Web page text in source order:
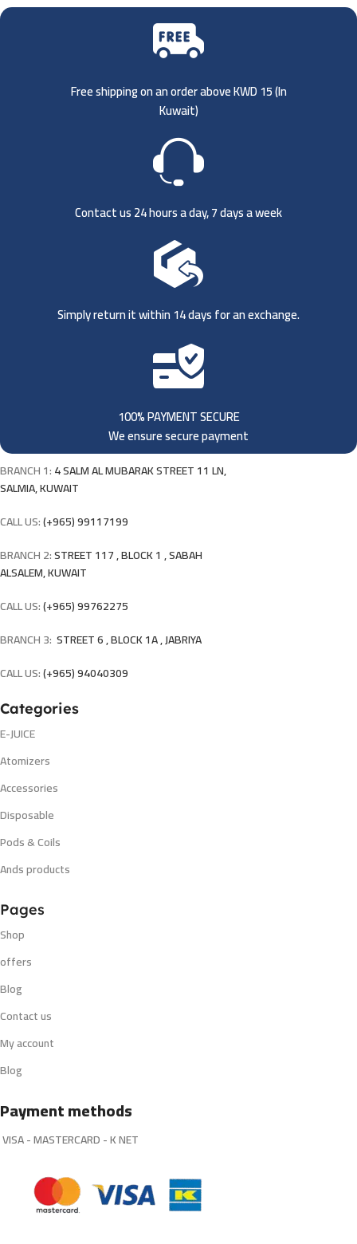
Free shipping on an order above KWD 15 (In
Kuwait)
Contact us 24 hours a day, 7 days a week
Simply return it within 14 days for an exchange.
100% PAYMENT SECURE
We ensure secure payment
BRANCH 1:4 SALM AL MUBARAK STREET 11 LN,
SALMIA, KUWAIT
CALL US:(+965) 99117199
BRANCH 2:STREET 117 , BLOCK 1 , SABAH
ALSALEM, KUWAIT
CALL US:(+965) 99762275
BRANCH 3: STREET 6 , BLOCK 1A , JABRIYA
CALL US:(+965) 94040309
Categories
E-JUICE
Atomizers
Accessories
Disposable
Pods & Coils
Ands products
Pages
Shop
offers
Blog
Contact us
My account
Blog
Payment methods
VISA - MASTERCARD - K NET